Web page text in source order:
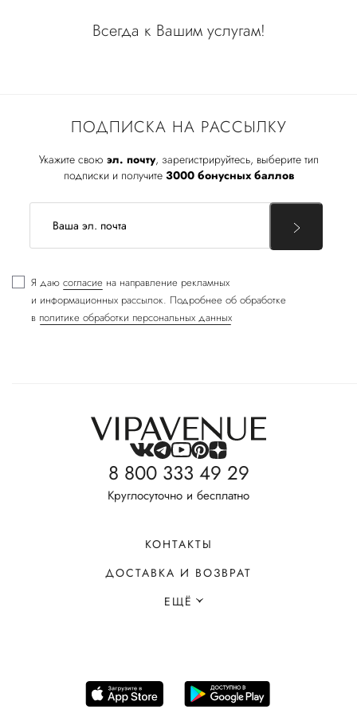
ПОДПИСКА НА РАССЫЛКУ
Укажите свою эл. почту, зарегистрируйтесь, выберите тип
подписки и получите 3000 бонусных баллов
Я даю согласие на направление рекламных
и информационных рассылок. Подробнее об обработке
в политике обработки персональных данных
Всегда к Вашим услугам!
8 800 333 49 29
Круглосуточно и бесплатно
КОНТАКТЫ
ДОСТАВКА И ВОЗВРАТ
ЕЩЁ